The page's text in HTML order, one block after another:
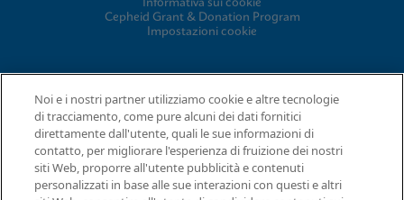
Informativa sui cookie
Cepheid Grant & Donation Program
Impostazioni cookie
Accordo sul trattamento dei dati
Comunità partner
Termini e condizioni della sicurezza delle informazioni
Noi e i nostri partner utilizziamo cookie e altre tecnologie
di tracciamento, come pure alcuni dei dati fornitici
direttamente dall'utente, quali le sue informazioni di
contatto, per migliorare l'esperienza di fruizione dei nostri
siti Web, proporre all'utente pubblicità e contenuti
personalizzati in base alle sue interazioni con questi e altri